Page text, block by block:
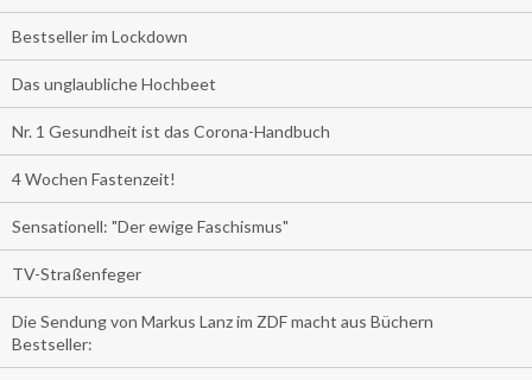
Bestseller im Lockdown
Das unglaubliche Hochbeet
Nr. 1 Gesundheit ist das Corona-Handbuch
4 Wochen Fastenzeit!
Sensationell: "Der ewige Faschismus"
TV-Straßenfeger
Die Sendung von Markus Lanz im ZDF macht aus Büchern
Bestseller: